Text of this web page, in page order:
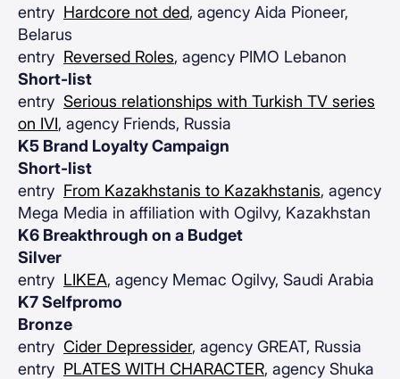
entry Hardcore not ded, agency Aida Pioneer,
Belarus
entry Reversed Roles, agency PIMO Lebanon
Short-list
entry Serious relationships with Turkish TV series
on IVI, agency Friends, Russia
K5 Brand Loyalty Campaign
Short-list
entry From Kazakhstanis to Kazakhstanis, agency
Mega Media in affiliation with Ogilvy, Kazakhstan
K6 Breakthrough on a Budget
Silver
entry LIKEA, agency Memac Ogilvy, Saudi Arabia
K7 Selfpromo
Bronze
entry Cider Depressider, agency GREAT, Russia
entry PLATES WITH CHARACTER, agency Shuka